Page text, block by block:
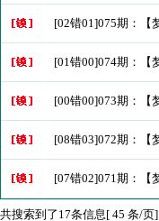
[02错01]075期：
[01错00]074期：
[00错00]073期：
[08错03]072期：
[07错02]071期：
共搜索到了17条信息[ 45 条/页]